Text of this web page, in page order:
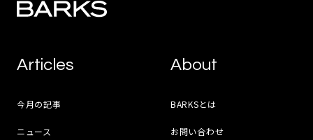
Articles
今月の記事
ニュース
About
BARKSとは
お問い合わせ